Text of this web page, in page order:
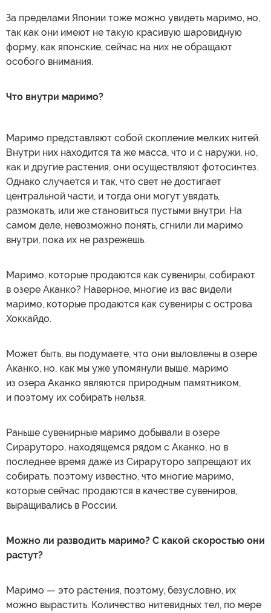
За пределами Японии тоже можно увидеть маримо, но,
так как они имеют не такую красивую шаровидную
форму, как японские, сейчас на них не обращают
особого внимания.
Что внутри маримо?
Маримо представляют собой скопление мелких нитей.
Внутри них находится та же масса, что и с наружи, но,
как и другие растения, они осуществляют фотосинтез.
Однако случается и так, что свет не достигает
центральной части, и тогда они могут увядать,
размокать, или же становиться пустыми внутри. На
самом деле, невозможно понять, сгнили ли маримо
внутри, пока их не разрежешь.
Маримо, которые продаются как сувениры, собирают
в озере Аканко? Наверное, многие из вас видели
маримо, которые продаются как сувениры с острова
Хоккайдо.
Может быть, вы подумаете, что они выловлены в озере
Аканко, но, как мы уже упомянули выше, маримо
из озера Аканко являются природным памятником,
и поэтому их собирать нельзя.
Раньше сувенирные маримо добывали в озере
Сираруторо, находящемся рядом с Аканко, но в
последнее время даже из Сираруторо запрещают их
собирать, поэтому известно, что многие маримо,
которые сейчас продаются в качестве сувениров,
выращивались в России.
Можно ли разводить маримо? С какой скоростью они
растут?
Маримо — это растения, поэтому, безусловно, их
можно вырастить. Количество нитевидных тел, по мере